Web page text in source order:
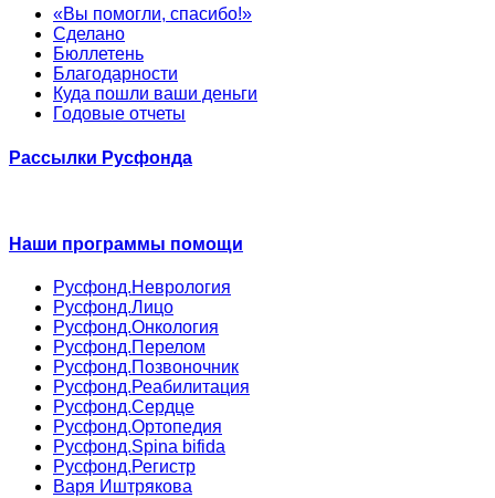
«Вы помогли, спасибо!»
Сделано
Бюллетень
Благодарности
Куда пошли ваши деньги
Годовые отчеты
Рассылки Русфонда
Наши программы помощи
Русфонд.Неврология
Русфонд.Лицо
Русфонд.Онкология
Русфонд.Перелом
Русфонд.Позвоночник
Русфонд.Реабилитация
Русфонд.Сердце
Русфонд.Ортопедия
Русфонд.Spina bifida
Русфонд.Регистр
Варя Иштрякова